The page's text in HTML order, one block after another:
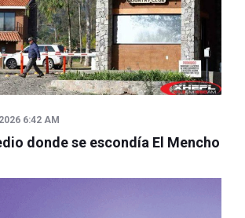
6:42 AM
donde se escondía El Mencho